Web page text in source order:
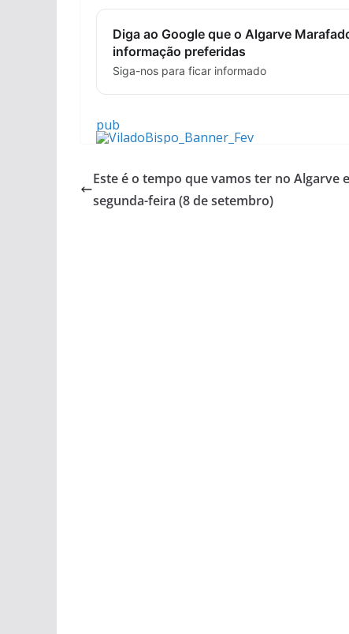
Diga ao Google que o Algarve
informação preferidas
Siga-nos para ficar informado
pub
Este é o tempo que vamos ter no Algarve
segunda-feira (8 de setembro)